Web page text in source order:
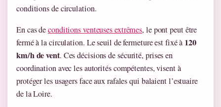
conditions de circulation.
En cas deconditions venteuses extrêmes, le pont peut être
fermé à la circulation. Le seuil de fermeture est fixé à 120
km/h de vent. Ces décisions de sécurité, prises en
coordination avec les autorités compétentes, visent à
protéger les usagers face aux rafales qui balaient l’estuaire
de la Loire.